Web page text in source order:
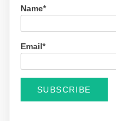
Name*
Email*